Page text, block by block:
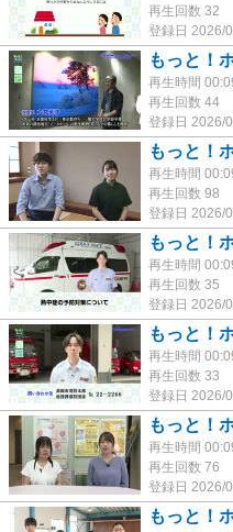
再生回数 32
登録日 2026/
もっと！
再生時間
再生回数 44
登録日 2026/
もっと！
再生時間
再生回数 98
登録日 2026/
もっと！
再生時間
再生回数 35
登録日 2026/
もっと！
再生時間
再生回数 33
登録日 2026/
もっと！
再生時間
再生回数 76
登録日 2026/
もっと！